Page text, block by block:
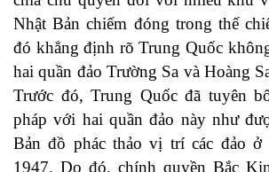
Nhật Bản chiếm đóng trong thế
đó khẳng định rõ Trung Quốc
hai quần đảo Trường Sa và Hoàng
Trước đó, Trung Quốc đã tuyên
pháp với hai quần đảo này như
Bản đồ phác thảo vị trí các đảo
1947. Do đó, chính quyền Bắc